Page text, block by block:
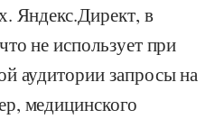
Яндекс.Директ, в
не использует при
аудитории запросы на
медицинского